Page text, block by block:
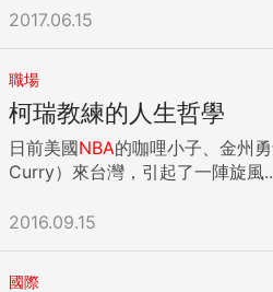
2017.06.15
職場
柯瑞教練的人生哲學
日前美國NBA的咖哩小子、金州
Curry）來台灣，引起了一陣旋風
2016.09.15
國際